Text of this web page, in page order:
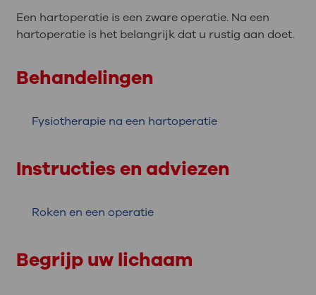
Een hartoperatie is een zware operatie. Na een
hartoperatie is het belangrijk dat u rustig aan doet.
Behandelingen
Fysiotherapie na een hartoperatie
Instructies en adviezen
Roken en een operatie
Begrijp uw lichaam